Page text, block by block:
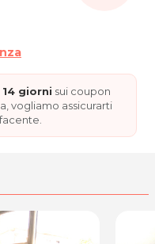
giorni sui coupon
vogliamo assicurarti